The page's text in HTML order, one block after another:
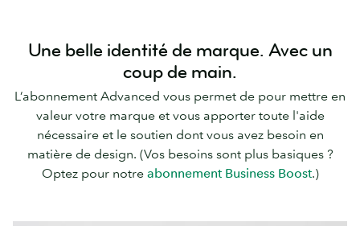
Une belle identité de marque. Avec un
coup de main.
L’abonnement Advanced vous permet de pour mettre en
valeur votre marque et vous apporter toute l'aide
nécessaire et le soutien dont vous avez besoin en
matière de design. (Vos besoins sont plus basiques ?
Optez pour notre abonnement Business Boost.)